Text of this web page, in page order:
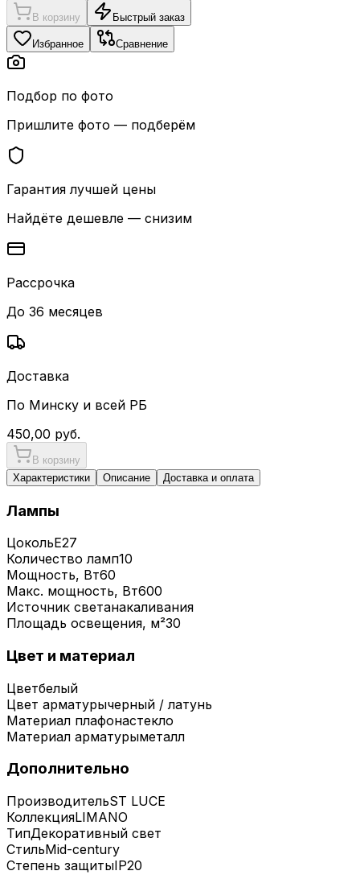
В корзину Быстрый заказ
Избранное Сравнение
Подбор по фото
Пришлите фото — подберём
Гарантия лучшей цены
Найдёте дешевле — снизим
Рассрочка
До 36 месяцев
Доставка
По Минску и всей РБ
450,00 руб.
В корзину
Характеристики
Описание Доставка и оплата
Лампы
ЦокольE27
Количество ламп10
Мощность, Вт60
Макс. мощность, Вт600
Источник светанакаливания
Площадь освещения, м²30
Цвет и материал
Цветбелый
Цвет арматурычерный / латунь
Материал плафонастекло
Материал арматурыметалл
Дополнительно
ПроизводительST LUCE
КоллекцияLIMANO
ТипДекоративный свет
СтильMid-century
Степень защитыIP20